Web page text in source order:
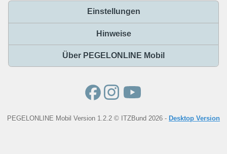
Einstellungen
Hinweise
Über PEGELONLINE Mobil
PEGELONLINE Mobil Version 1.2.2 © ITZBund 2026 - Desktop Version